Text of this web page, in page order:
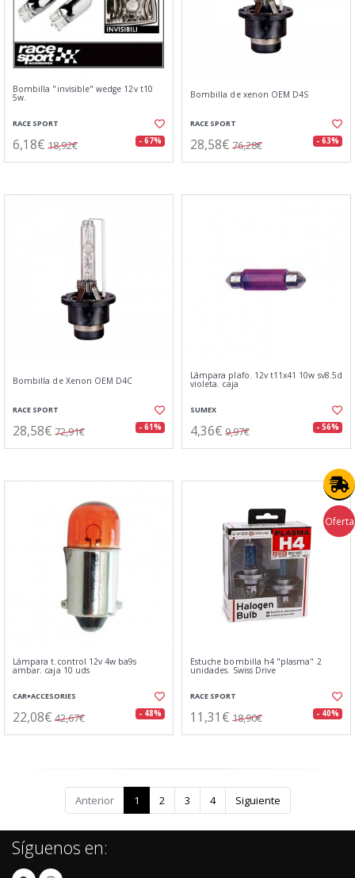
Bombilla "invisible" wedge 12v t10
5w.
RACE SPORT
6,18€ 18,92€ - 67%
Bombilla de xenon OEM D4S
RACE SPORT
28,58€ 76,28€ - 63%
Bombilla de Xenon OEM D4C
RACE SPORT
28,58€ 72,91€ - 61%
Lámpara plafo. 12v t11x41 10w sv8.5d
violeta. caja
SUMEX
4,36€ 9,97€ - 56%
Lámpara t.control 12v 4w ba9s
ambar. caja 10 uds
CAR+ACCESORIES
22,08€ 42,67€ - 48%
Oferta
Estuche bombilla h4 "plasma" 2
unidades. Swiss Drive
RACE SPORT
11,31€ 18,90€ - 40%
Anterior 1 2 3 4 Siguiente
Síguenos en: